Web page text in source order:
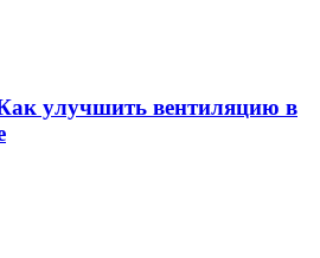
улучшить вентиляцию в